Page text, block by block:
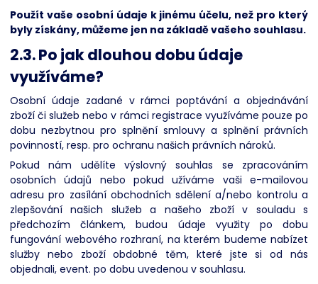
Použít vaše osobní údaje k jinému účelu, než pro který
byly získány, můžeme jen na základě vašeho souhlasu.
2.3. Po jak dlouhou dobu údaje
využíváme?
Osobní údaje zadané v rámci poptávání a objednávání
zboží či služeb nebo v rámci registrace využíváme pouze po
dobu nezbytnou pro splnění smlouvy a splnění právních
povinností, resp. pro ochranu našich právních nároků.
Pokud nám udělíte výslovný souhlas se zpracováním
osobních údajů nebo pokud užíváme vaši e-mailovou
adresu pro zasílání obchodních sdělení a/nebo kontrolu a
zlepšování našich služeb a našeho zboží v souladu s
předchozím článkem, budou údaje využity po dobu
fungování webového rozhraní, na kterém budeme nabízet
služby nebo zboží obdobné těm, které jste si od nás
objednali, event. po dobu uvedenou v souhlasu.